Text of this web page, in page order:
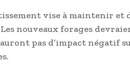
vise à maintenir et
nouveaux forages
pas d’impact négatif